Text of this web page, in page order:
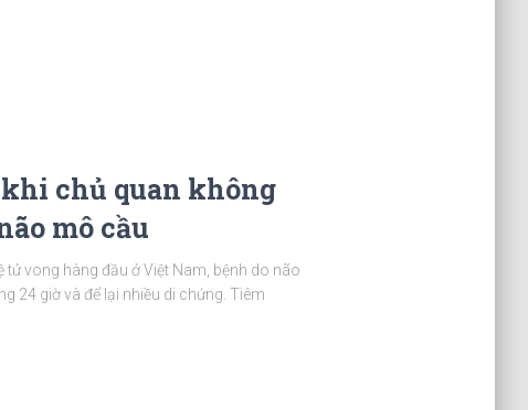
chủ quan không
mô cầu
vong hàng đầu ở Việt Nam, bệnh do não
24 giờ và để lại nhiều di chứng. Tiêm